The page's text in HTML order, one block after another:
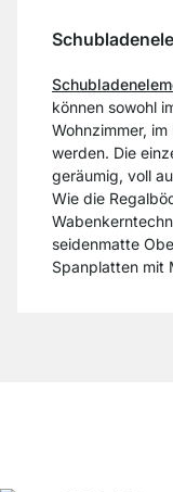
können sowohl
Wohnzimmer,
werden. Die
geräumig, voll
Wie die
seidenmatte
Spanplatten mit